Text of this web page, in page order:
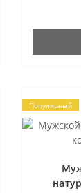
Популярный